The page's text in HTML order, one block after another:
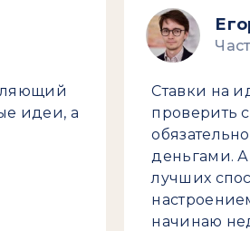
идеи, а
Ставки на
проверить
деньгами.
лучших
начинаю